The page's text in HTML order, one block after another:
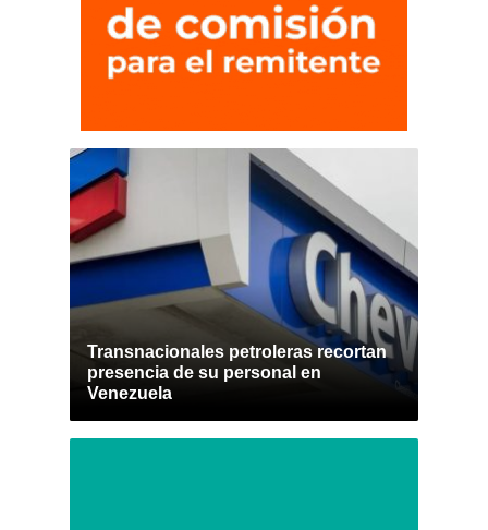
Transnacionales petroleras recortan
presencia de su personal en
Venezuela